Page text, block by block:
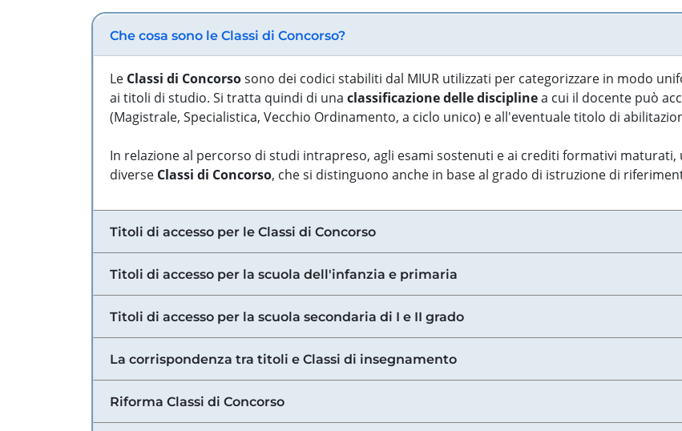
Che cosa sono le Classi di Concorso?
Le Classi di Concorsosono dei codici stabiliti dal MIUR utilizzati per categorizzare in modo
ai titoli di studio. Si tratta quindi di una classificazione delle disciplinea cui il docente può
(Magistrale, Specialistica, Vecchio Ordinamento, a ciclo unico) e all'eventuale titolo di
In relazione al percorso di studi intrapreso, agli esami sostenuti e ai crediti formativi maturati,
diverse Classi di Concorso, che si distinguono anche in base al grado di istruzione di
Titoli di accesso per le Classi di Concorso
Titoli di accesso per la scuola dell'infanzia e primaria
Titoli di accesso per la scuola secondaria di I e II grado
La corrispondenza tra titoli e Classi di insegnamento
Riforma Classi di Concorso